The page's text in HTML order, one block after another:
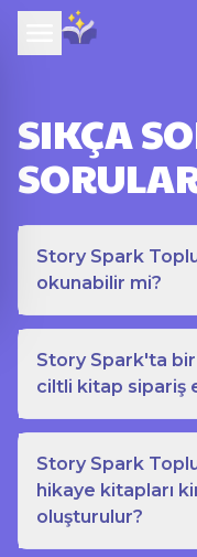
SIKÇA
Story Spark
okunabilir mi?
Story Spark'ta bir
ciltli kitap sipariş
Story Spark
hikaye kitapları
oluşturulur?